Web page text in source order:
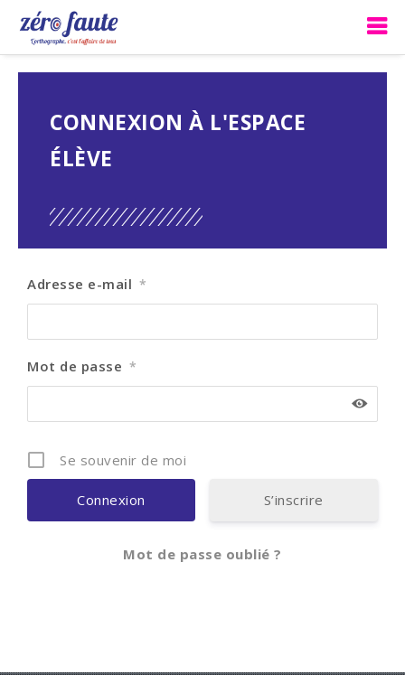
CONNEXION À L'ESPACE
ÉLÈVE
Adresse e-mail *
Mot de passe *
Se souvenir de moi
S’inscrire
Mot de passe oublié ?